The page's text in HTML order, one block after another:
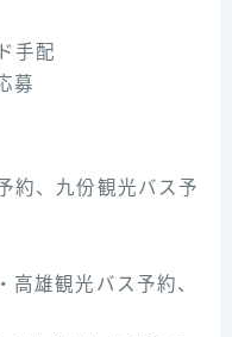
手配
募
約、九份観光バス予
高雄観光バス予約、